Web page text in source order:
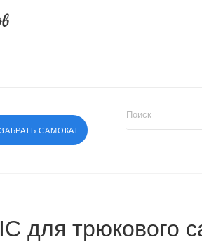
ЗАБРАТЬ САМОКАТ
для трюкового